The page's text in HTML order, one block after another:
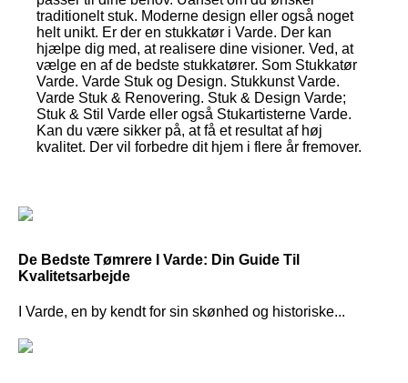
traditionelt stuk. Moderne design eller også noget
helt unikt. Er der en stukkatør i Varde. Der kan
hjælpe dig med, at realisere dine visioner. Ved, at
vælge en af de bedste stukkatører. Som Stukkatør
Varde. Varde Stuk og Design. Stukkunst Varde.
Varde Stuk & Renovering. Stuk & Design Varde;
Stuk & Stil Varde eller også Stukartisterne Varde.
Kan du være sikker på, at få et resultat af høj
kvalitet. Der vil forbedre dit hjem i flere år fremover.
De Bedste Tømrere I Varde: Din Guide Til
Kvalitetsarbejde
I Varde, en by kendt for sin skønhed og historiske...